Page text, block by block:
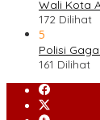
Wali Kota
172 Dilihat
5
Polisi
161 Dilihat